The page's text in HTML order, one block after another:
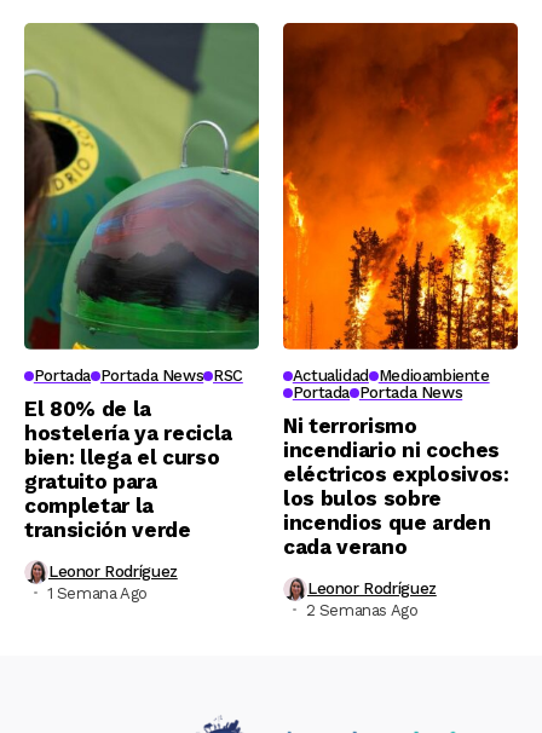
Portada Portada News RSC
El 80% de la
hostelería ya recicla
bien: llega el curso
gratuito para
completar la
transición verde
Leonor Rodríguez
1 Semana Ago
Actualidad Medioambiente
Portada Portada News
Ni terrorismo
incendiario ni coches
eléctricos explosivos:
los bulos sobre
incendios que arden
cada verano
Leonor Rodríguez
2 Semanas Ago